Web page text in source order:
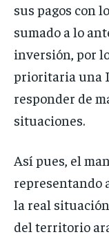
sus pagos con
sumado a lo
inversión, por
prioritaria una
responder de
situaciones.
Así pues, el
representando
la real
del territorio